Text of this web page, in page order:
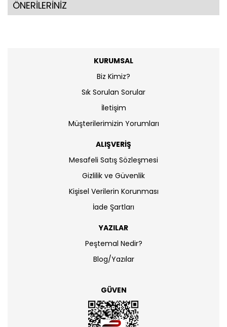
ÖNERİLERİNİZ
KURUMSAL
Biz Kimiz?
Sık Sorulan Sorular
İletişim
Müşterilerimizin Yorumları
ALIŞVERİŞ
Mesafeli Satış Sözleşmesi
Gizlilik ve Güvenlik
Kişisel Verilerin Korunması
İade Şartları
YAZILAR
Peştemal Nedir?
Blog/Yazılar
GÜVEN